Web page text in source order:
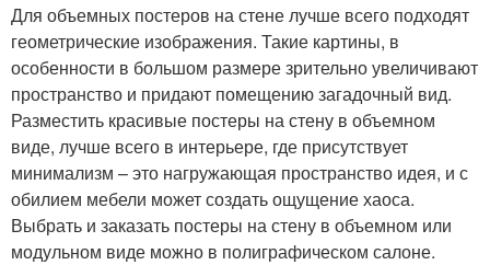
Для объемных постеров на стене лучше всего подходят
геометрические изображения. Такие картины, в
особенности в большом размере зрительно увеличивают
пространство и придают помещению загадочный вид.
Разместить красивые постеры на стену в объемном
виде, лучше всего в интерьере, где присутствует
минимализм – это нагружающая пространство идея, и с
обилием мебели может создать ощущение хаоса.
Выбрать и заказать постеры на стену в объемном или
модульном виде можно в полиграфическом салоне.